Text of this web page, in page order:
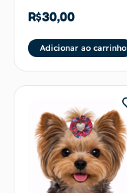
R$30,00
Adicionar ao carrinho